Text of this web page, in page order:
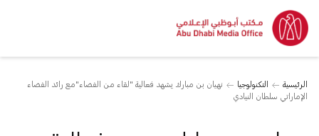
الرئيسية التكنولوجيا
نهيان بن مبارك يشهد فعالية "لقاء من الفضاء"مع رائد الفضاء
الإماراتي سلطان النيادي